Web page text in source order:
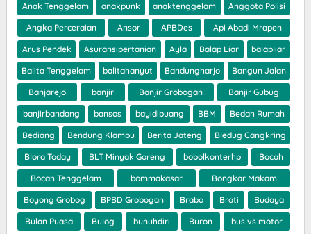
Anak Tenggelam anakpunk anaktenggelam Anggota Polisi
Angka Perceraian Ansor APBDes Api Abadi Mrapen
Arus Pendek Asuransipertanian Ayla Balap Liar balapliar
Balita Tenggelam balitahanyut Bandungharjo Bangun Jalan
Banjarejo banjir Banjir Grobogan Banjir Gubug
banjirbandang bansos bayidibuang BBM Bedah Rumah
Bediang Bendung Klambu Berita Jateng Bledug Cangkring
Blora Today BLT Minyak Goreng bobolkonterhp Bocah
Bocah Tenggelam bommakasar Bongkar Makam
Boyong Grobog BPBD Grobogan Brabo Brati Budaya
Bulan Puasa Bulog bunuhdiri Buron bus vs motor